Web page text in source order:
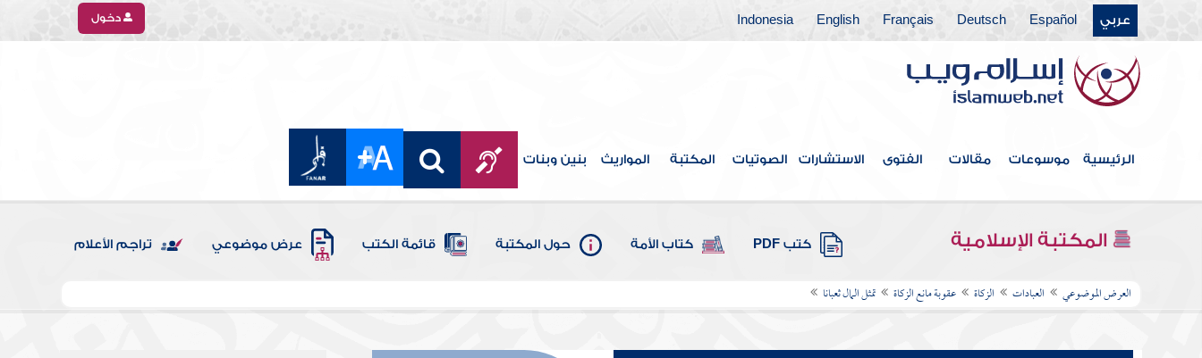
عربي Español
Deutsch
Français
English
Indonesia دخول
الرئيسية موسوعات مقالات الفتوى الاستشارات الصوتيات المكتبة المواريث بنين وبنات
المكتبة الإسلامية كتب PDF كتاب الأمة حول المكتبة قائمة الكتب عرض موضوعي تراجم الأعلام
العرض الموضوعي العبادات الزكاة عقوبة مانع الزكاة تمثل المال ثعبانا